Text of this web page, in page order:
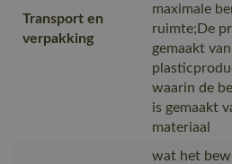
Transport en
verpakking
maximale
ruimte;De
gemaakt
waarin de
is gemaakt
materiaal
wat het